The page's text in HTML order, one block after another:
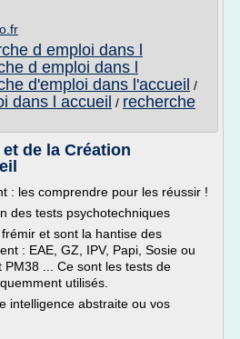
d emploi dans l
d emploi dans l
d'emploi dans l'accueil /
dans l accueil / recherche
de la Création
: les comprendre pour les réussir !
des tests psychotechniques
et sont la hantise des
: EAE, GZ, IPV, Papi, Sosie ou
PM38 ... Ce sont les tests de
utilisés.
intelligence abstraite ou vos